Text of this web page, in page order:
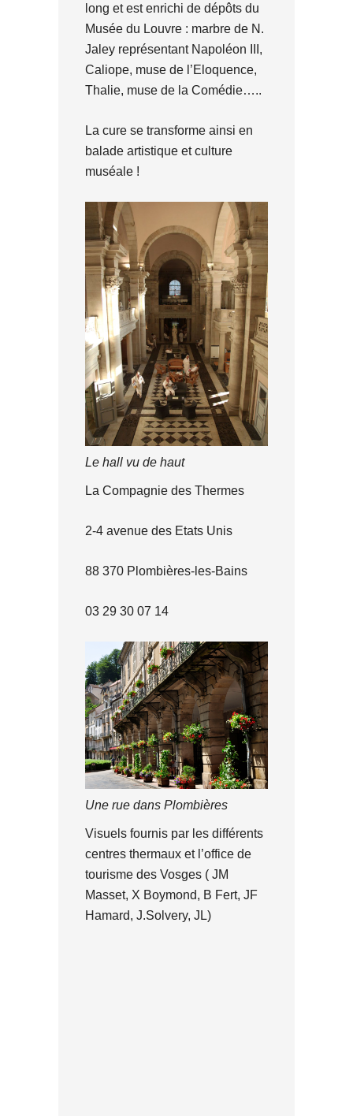
long et est enrichi de dépôts du
Musée du Louvre : marbre de N.
Jaley représentant Napoléon III,
Caliope, muse de l’Eloquence,
Thalie, muse de la Comédie…..
La cure se transforme ainsi en
balade artistique et culture
muséale !
Le hall vu de haut
La Compagnie des Thermes
2-4 avenue des Etats Unis
88 370 Plombières-les-Bains
03 29 30 07 14
Une rue dans Plombières
Visuels fournis par les différents
centres thermaux et l’office de
tourisme des Vosges ( JM
Masset, X Boymond, B Fert, JF
Hamard, J.Solvery, JL)